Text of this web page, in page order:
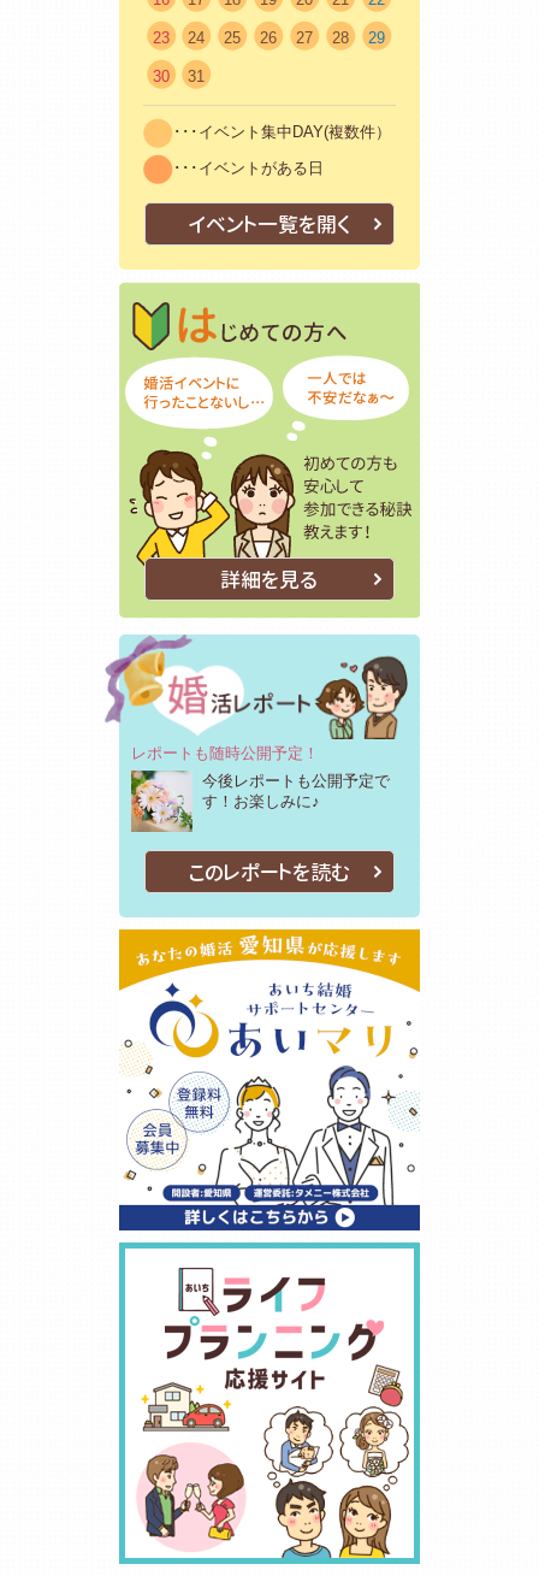
23 24 25 26 27 28 29
30 31
･･･イベント集中DAY(複数件）
･･･イベントがある日
イベント一覧を開く
はじめての方
詳細を見る
レポートも随時公開予定！
今後レポートも公開予定で
す！お楽しみに♪
このレポートを読む